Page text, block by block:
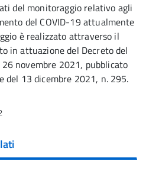
del monitoraggio relativo agli
del COVID-19 attualmente
è realizzato attraverso il
in attuazione del Decreto del
novembre 2021, pubblicato
del 13 dicembre 2021, n. 295.